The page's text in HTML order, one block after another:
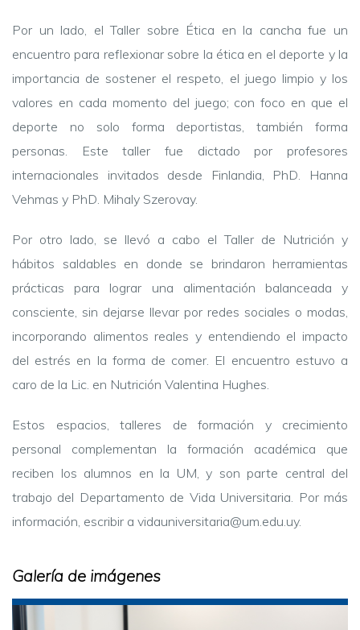
Por un lado, el Taller sobre Ética en la cancha fue un
encuentro para reflexionar sobre la ética en el deporte y la
importancia de sostener el respeto, el juego limpio y los
valores en cada momento del juego; con foco en que el
deporte no solo forma deportistas, también forma
personas. Este taller fue dictado por profesores
internacionales invitados desde Finlandia, PhD. Hanna
Vehmas y PhD. Mihaly Szerovay.
Por otro lado, se llevó a cabo el Taller de Nutrición y
hábitos saldables en donde se brindaron herramientas
prácticas para lograr una alimentación balanceada y
consciente, sin dejarse llevar por redes sociales o modas,
incorporando alimentos reales y entendiendo el impacto
del estrés en la forma de comer. El encuentro estuvo a
caro de la Lic. en Nutrición Valentina Hughes.
Estos espacios, talleres de formación y crecimiento
personal complementan la formación académica que
reciben los alumnos en la UM, y son parte central del
trabajo del Departamento de Vida Universitaria. Por más
información, escribir a vidauniversitaria@um.edu.uy.
Galería de imágenes